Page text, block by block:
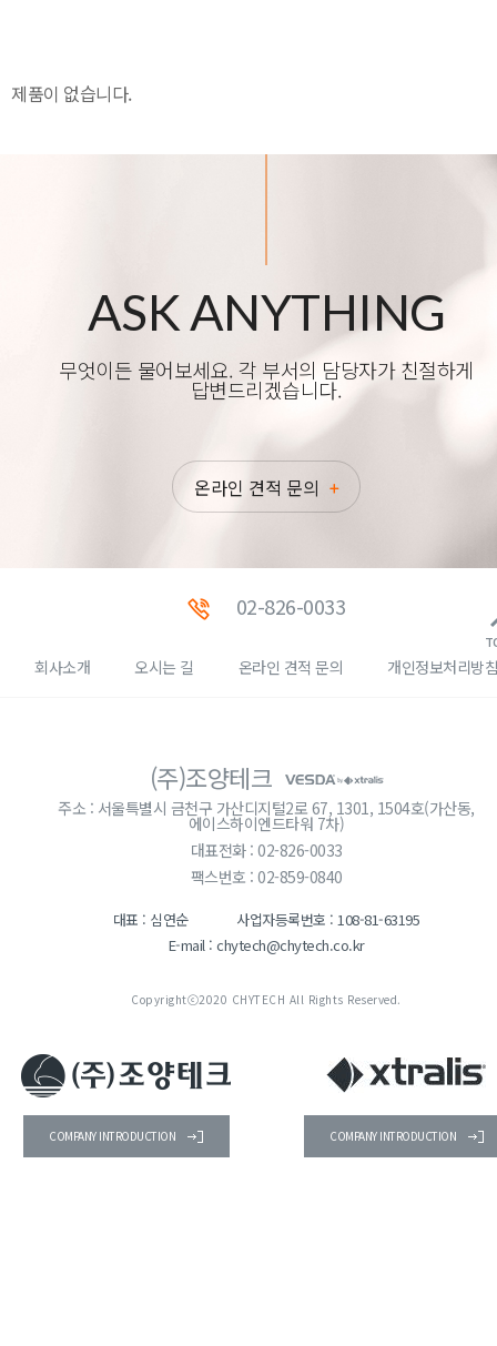
제품이 없습니다.
ASK ANYTHING
무엇이든 물어보세요. 각 부서의 담당자가 친절하게
답변드리겠습니다.
온라인 견적 문의
02-826-0033
회사소개 오시는 길 온라인 견적 문의 개인정보처리방침
(주)조양테크
주소 : 서울특별시 금천구 가산디지털2로 67, 1301, 1504호(가산동,
에이스하이엔드타워 7차)
대표전화 : 02-826-0033
팩스번호 : 02-859-0840
대표 : 심연순
사업자등록번호 : 108-81-63195
E-mail : chytech@chytech.co.kr
Copyrightⓒ2020 CHYTECH All Rights Reserved.
COMPANY INTRODUCTION COMPANY INTRODUCTION